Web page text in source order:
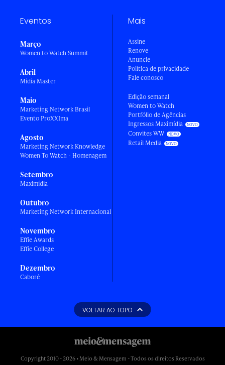
Eventos
Março
Women to Watch Summit
Abril
Mídia Master
Maio
Marketing Network Brasil
Evento ProXXIma
Agosto
Marketing Network Knowledge
Women To Watch - Homenagem
Setembro
Maximídia
Outubro
Marketing Network Internacional
Novembro
Effie Awards
Effie College
Dezembro
Caboré
Mais
Assine
Renove
Anuncie
Política de privacidade
Fale conosco
Edição semanal
Women to Watch
Portfólio de Agências
Ingressos Maximídia
Convites WW
Retail Media
VOLTAR AO TOPO
Copyright 2010 - 2026 • Meio & Mensagem - Todos os direitos Reservados